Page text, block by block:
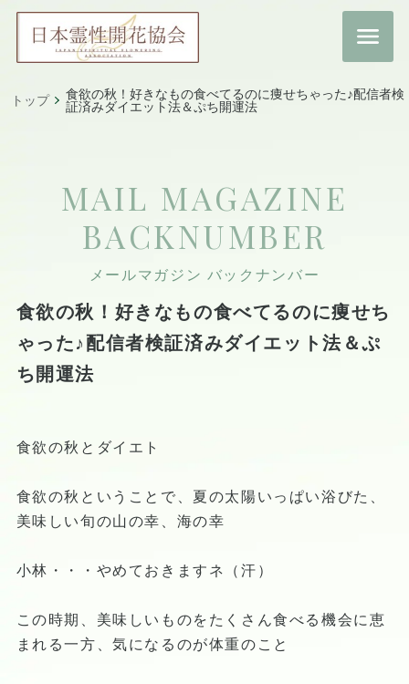
トップ
食欲の秋！好きなもの食べてるのに痩せちゃった♪配信者検
証済みダイエット法＆ぷち開運法
MAIL MAGAZINE
BACKNUMBER
メールマガジン バックナンバー
食欲の秋！好きなもの食べてるのに痩せち
ゃった♪配信者検証済みダイエット法＆ぷ
ち開運法
食欲の秋とダイエト
食欲の秋ということで、夏の太陽いっぱい浴びた、
美味しい旬の山の幸、海の幸
小林・・・やめておきますネ（汗）
この時期、美味しいものをたくさん食べる機会に恵
まれる一方、気になるのが体重のこと